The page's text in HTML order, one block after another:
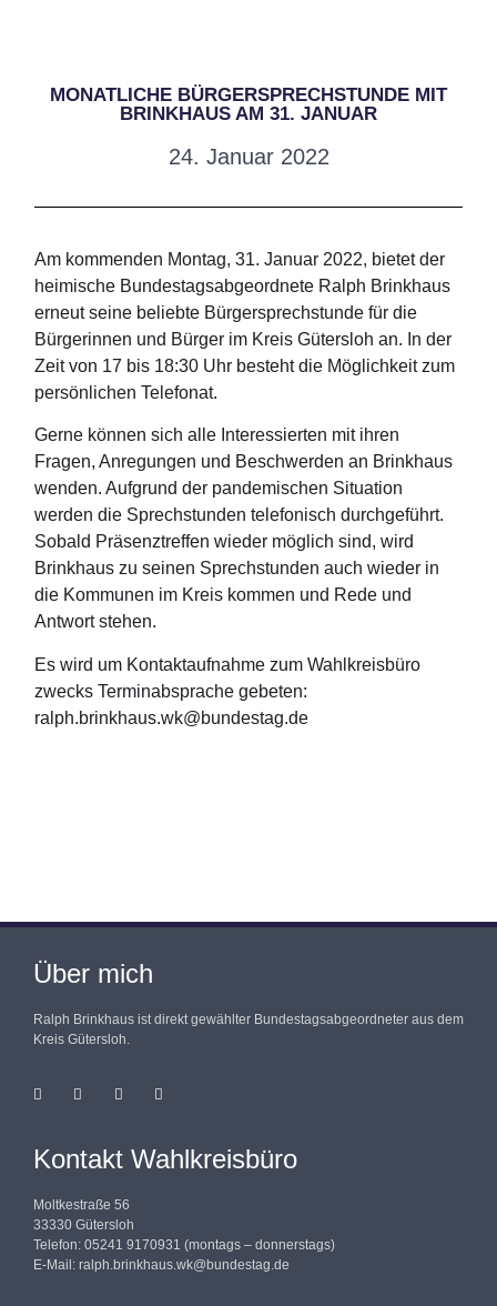
MONATLICHE BÜRGERSPRECHSTUNDE MIT
BRINKHAUS AM 31. JANUAR
24. Januar 2022
Am kommenden Montag, 31. Januar 2022, bietet der
heimische Bundestagsabgeordnete Ralph Brinkhaus
erneut seine beliebte Bürgersprechstunde für die
Bürgerinnen und Bürger im Kreis Gütersloh an. In der
Zeit von 17 bis 18:30 Uhr besteht die Möglichkeit zum
persönlichen Telefonat.
Gerne können sich alle Interessierten mit ihren
Fragen, Anregungen und Beschwerden an Brinkhaus
wenden. Aufgrund der pandemischen Situation
werden die Sprechstunden telefonisch durchgeführt.
Sobald Präsenztreffen wieder möglich sind, wird
Brinkhaus zu seinen Sprechstunden auch wieder in
die Kommunen im Kreis kommen und Rede und
Antwort stehen.
Es wird um Kontaktaufnahme zum Wahlkreisbüro
zwecks Terminabsprache gebeten:
ralph.brinkhaus.wk@bundestag.de
Über mich
Ralph Brinkhaus ist direkt gewählter Bundestagsabgeordneter aus dem
Kreis Gütersloh.
Kontakt Wahlkreisbüro
Moltkestraße 56
33330 Gütersloh
Telefon: 05241 9170931 (montags – donnerstags)
E-Mail: ralph.brinkhaus.wk@bundestag.de